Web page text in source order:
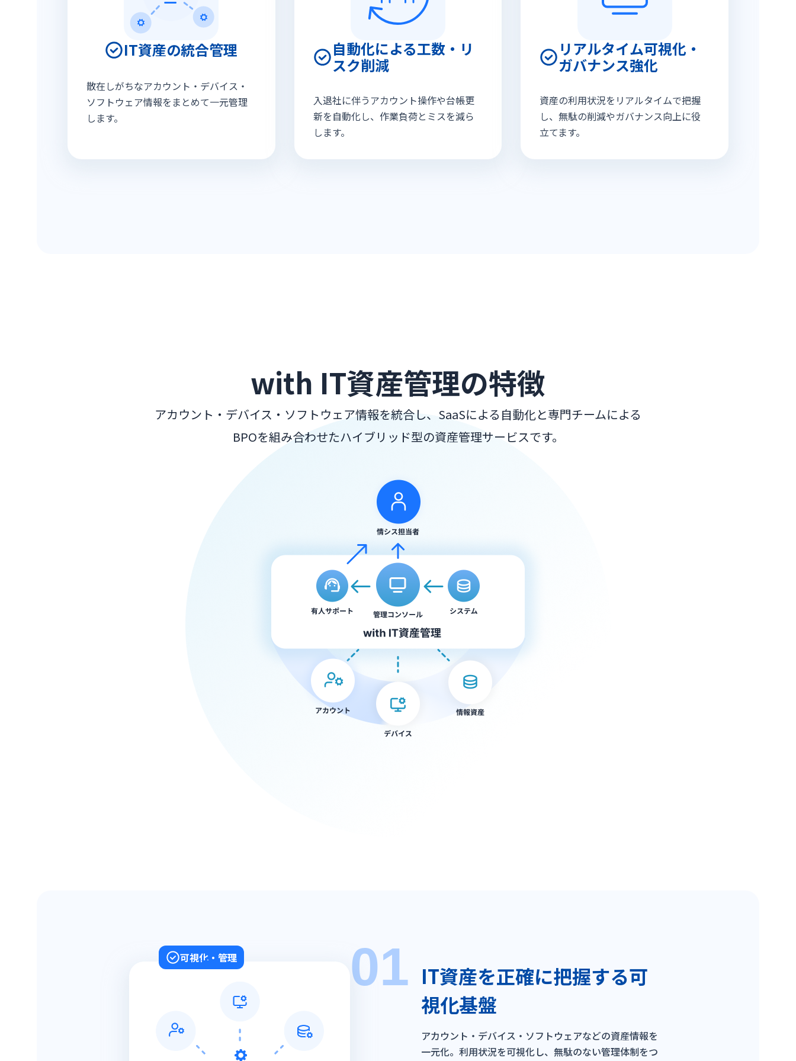
IT資産の統合管理
散在しがちなアカウント・デバイス・
ソフトウェア情報をまとめて一元管理
します。
自動化による工数・リ
スク削減
入退社に伴うアカウント操作や台帳更
新を自動化し、作業負荷とミスを減ら
します。
リアルタイム可視化・
ガバナンス強化
資産の利用状況をリアルタイムで把握
し、無駄の削減やガバナンス向上に役
立てます。
with IT資産管理の特徴
アカウント・デバイス・ソフトウェア情報を統合し、SaaSによる自動化と専門チームによる
BPOを組み合わせたハイブリッド型の資産管理サービスです。
可視化・管理 01 IT資産を正確に把握する可
視化基盤
アカウント・デバイス・ソフトウェアなどの資産情報を
一元化。利用状況を可視化し、無駄のない管理体制をつ